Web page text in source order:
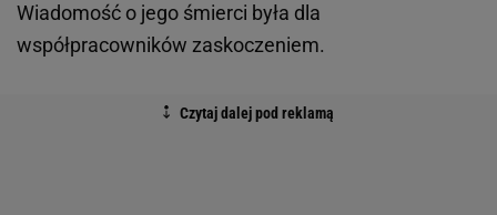
Wiadomość o jego śmierci była dla
współpracowników zaskoczeniem.